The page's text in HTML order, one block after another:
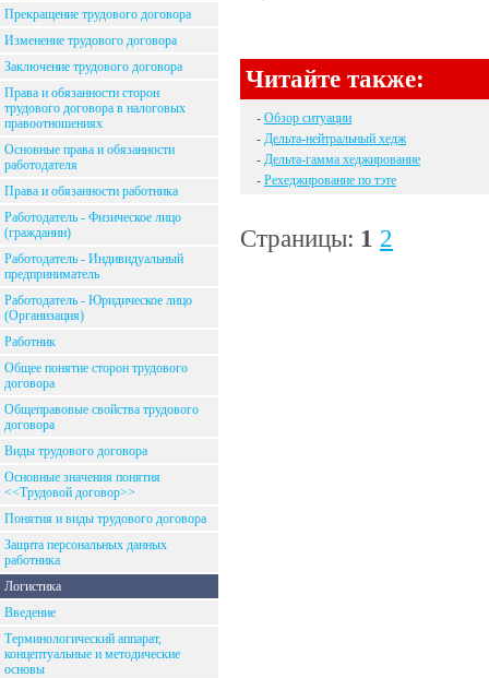
Прекращение трудового договора
Изменение трудового договора
Заключение трудового договора
Права и обязанности сторон
трудового договора в налоговых
правоотношениях
Основные права и обязанности
работодателя
Права и обязанности работника
Работодатель - Физическое лицо
(гражданин)
Работодатель - Индивидуальный
предприниматель
Работодатель - Юридическое лицо
(Организация)
Работник
Общее понятие сторон трудового
договора
Общеправовые свойства трудового
договора
Виды трудового договора
Основные значения понятия
<<Трудовой договор>>
Понятия и виды трудового договора
Защита персональных данных
работника
Логистика
Введение
Терминологический аппарат,
концептуальные и методические
основы
Читайте также:
- Обзор ситуации
- Дельта-нейтральный хедж
- Дельта-гамма хеджирование
- Рехеджирование по тэте
Страницы: 1 2